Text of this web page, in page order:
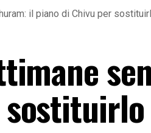
il piano di Chivu per
sostituirlo